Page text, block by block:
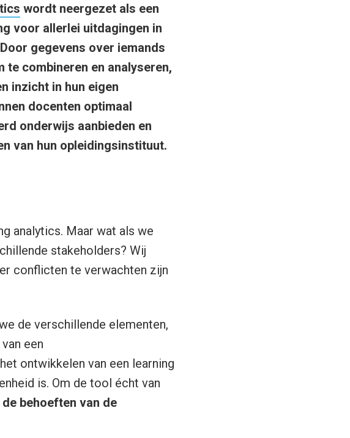
wordt neergezet als een
voor allerlei uitdagingen in
gegevens over iemands
te combineren en analyseren,
inzicht in hun eigen
docenten optimaal
onderwijs aanbieden en
van hun opleidingsinstituut.
analytics. Maar wat als we
stakeholders? Wij
conflicten te verwachten zijn
de verschillende elementen,
een
ontwikkelen van een learning
is. Om de tool écht van
behoeften van de